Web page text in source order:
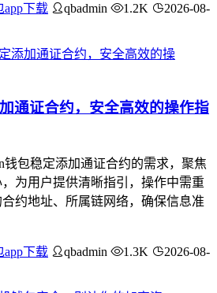
app下载 qbadmin 1.2K
2026-08-
通证合约，安全高效的操作指
钱包稳定添加通证合约的需求，聚焦
为用户提供清晰指引，操作中需重
约地址、所属链网络，确保信息准
app下载 qbadmin 1.3K
2026-08-